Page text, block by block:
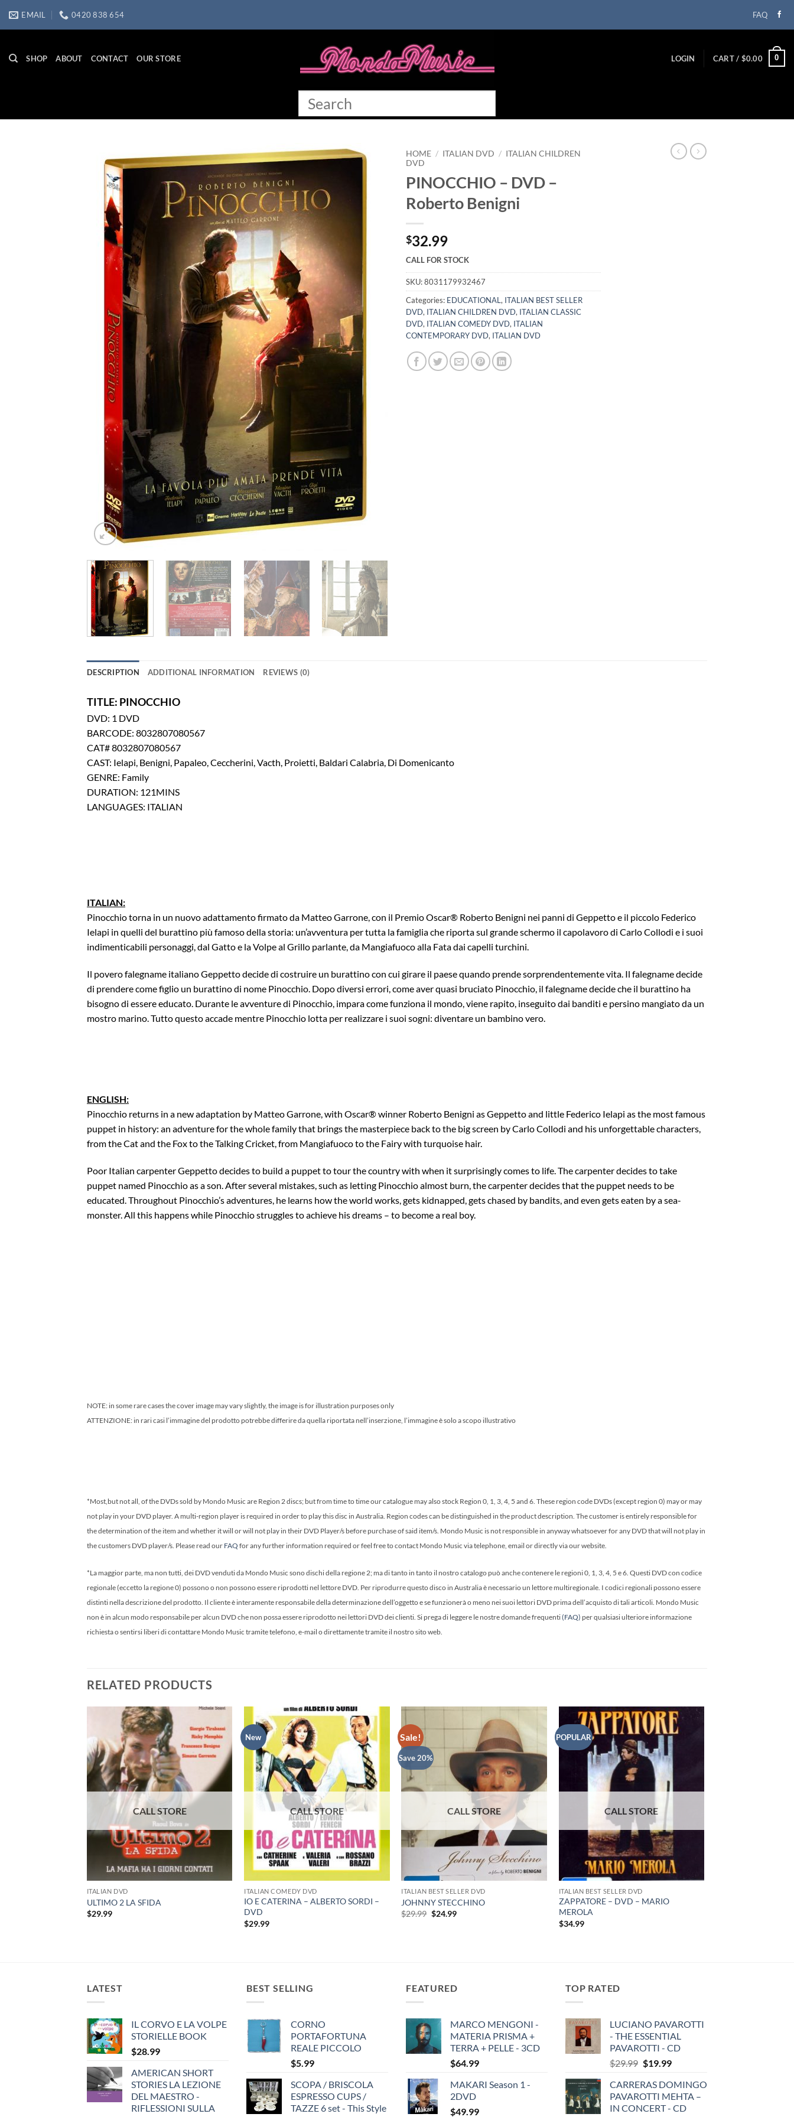
EMAIL 0420 838 654 FAQ
SHOP ABOUT CONTACT OUR STORE LOGIN CART / $0.00 0
HOME / ITALIAN DVD / ITALIAN CHILDREN
DVD
PINOCCHIO – DVD –
Roberto Benigni
$32.99
CALL FOR STOCK
SKU:8031179932467
Categories: EDUCATIONAL , ITALIAN BEST SELLER
DVD, ITALIAN CHILDREN DVD, ITALIAN CLASSIC
DVD, ITALIAN COMEDY DVD, ITALIAN
CONTEMPORARY DVD, ITALIAN DVD
DESCRIPTION ADDITIONAL INFORMATION REVIEWS (0)
TITLE: PINOCCHIO
DVD: 1 DVD
BARCODE: 8032807080567
CAT# 8032807080567
CAST: Ielapi, Benigni, Papaleo, Ceccherini, Vacth, Proietti, Baldari Calabria, Di Domenicanto
GENRE: Family
DURATION: 121MINS
LANGUAGES: ITALIAN
ITALIAN:
Pinocchio torna in un nuovo adattamento firmato da Matteo Garrone, con il Premio Oscar® Roberto Benigni nei panni di Geppetto e il piccolo Federico
Ielapi in quelli del burattino più famoso della storia: un’avventura per tutta la famigliache riporta sul grande schermo il capolavoro di Carlo Collodi e i suoi
indimenticabili personaggi, dal Gatto e la Volpe al Grillo parlante,da Mangiafuoco alla Fata dai capelli turchini.
Il povero falegname italiano Geppetto decide di costruire un burattino con cui girare il paese quando prende sorprendentemente vita. Il falegname decide
di prendere come figlio un burattino di nome Pinocchio. Dopo diversi errori, come aver quasi bruciato Pinocchio, il falegname decide che il burattino ha
bisogno di essere educato. Durante le avventure di Pinocchio, impara come funziona il mondo, viene rapito, inseguito dai banditi e persino mangiato da un
mostro marino. Tutto questo accade mentre Pinocchio lotta per realizzare i suoi sogni: diventare un bambino vero.
ENGLISH:
Pinocchio returns in a new adaptation by Matteo Garrone, with Oscar® winner Roberto Benigni as Geppetto and little Federico Ielapi as the most famous
puppet in history: an adventure for the whole family that brings the masterpiece back to the big screen by Carlo Collodi and his unforgettable characters,
from the Cat and the Fox to the Talking Cricket, from Mangiafuoco to the Fairy with turquoise hair.
Poor Italian carpenter Geppetto decides to build a puppet to tour the country with when it surprisingly comes to life. The carpenter decides to take
puppet named Pinocchio as a son. After several mistakes, such as letting Pinocchio almost burn, the carpenter decides that the puppet needs to be
educated. Throughout Pinocchio’s adventures, he learns how the world works, gets kidnapped, gets chased by bandits, and even gets eaten by a sea-
monster. All this happens while Pinocchio struggles to achieve his dreams – to become a real boy.
NOTE: in some rare cases the cover image may vary slightly, the image is for illustration purposes only
ATTENZIONE: in rari casi l’immagine del prodotto potrebbe differire da quella riportata nell’inserzione, l’immagine è solo a scopo illustrativo
*Most,but not all, of the DVDs sold by Mondo Music are Region 2 discs; but from time to time our catalogue may also stock Region 0, 1, 3, 4, 5 and 6. These region code DVDs (except region 0) may or may
not play in your DVD player. A multi-region player is required in order to play this disc in Australia. Region codes can be distinguished in the product description. The customer is entirely responsible for
the determination of the item and whether it will or will not play in their DVD Player/s before purchase of said item/s. Mondo Music is not responsible in anyway whatsoever for any DVD that will not play in
the customers DVD player/s. Please read our FAQ for any further information required or feel free to contact Mondo Music via telephone, email or directly via our website.
*La maggior parte, ma non tutti, dei DVD venduti da Mondo Music sono dischi della regione 2; ma di tanto in tanto il nostro catalogo può anche contenere le regioni 0, 1, 3, 4, 5 e 6. Questi DVD con codice
regionale (eccetto la regione 0) possono o non possono essere riprodotti nel lettore DVD. Per riprodurre questo disco in Australia è necessario un lettore multiregionale. I codici regionali possono essere
distinti nella descrizione del prodotto. Il cliente è interamente responsabile della determinazione dell’oggetto e se funzionerà o meno nei suoi lettori DVD prima dell’acquisto di tali articoli. Mondo Music
non è in alcun modo responsabile per alcun DVD che non possa essere riprodotto nei lettori DVD dei clienti. Si prega di leggere le nostre domande frequenti(FAQ) per qualsiasi ulteriore informazione
richiesta o sentirsi liberi di contattare Mondo Music tramite telefono, e-mail o direttamente tramite il nostro sito web.
RELATED PRODUCTS
ITALIAN DVD
ULTIMO 2 LA SFIDA
$29.99
New
ITALIAN COMEDY DVD
IO E CATERINA – ALBERTO SORDI –
DVD
$29.99
Sale!
Save 20%
ITALIAN BEST SELLER DVD
JOHNNY STECCHINO
$29.99 Original
$24.99Current
POPULAR
ITALIAN BEST SELLER DVD
ZAPPATORE – DVD – MARIO
MEROLA
$34.99
LATEST
IL CORVO E LA VOLPE
STORIELLE BOOK
$28.99
AMERICAN SHORT
STORIES LA LEZIONE
DEL MAESTRO -
RIFLESSIONI SULLA
BEST SELLING
CORNO
PORTAFORTUNA
REALE PICCOLO
$5.99
SCOPA / BRISCOLA
ESPRESSO CUPS /
TAZZE 6 set - This Style
FEATURED
MARCO MENGONI -
MATERIA PRISMA +
TERRA + PELLE - 3CD
$64.99
MAKARI Season 1 -
2DVD
$49.99
TOP RATED
LUCIANO PAVAROTTI
- THE ESSENTIAL
PAVAROTTI - CD
$29.99 Original
was:
$29.99.
$19.99Current
is:
$19.99.
CARRERAS DOMINGO
PAVAROTTI MEHTA –
IN CONCERT - CD